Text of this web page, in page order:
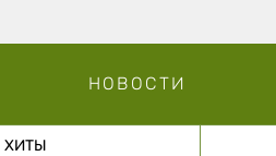
НОВОСТИ
ХИТЫ